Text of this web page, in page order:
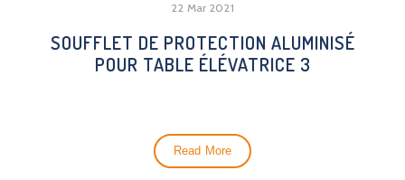
22 Mar 2021
SOUFFLET DE PROTECTION ALUMINISÉ
POUR TABLE ÉLÉVATRICE 3
Read More